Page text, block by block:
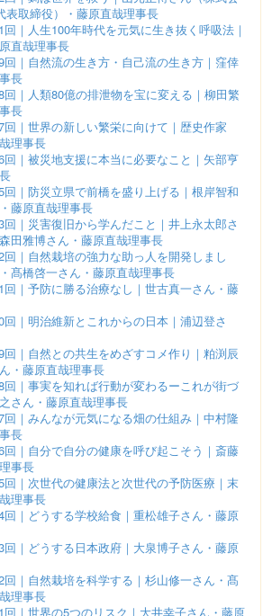
表取締役）・藤原直哉理事長
｜人生100年時代を元気に生き抜く呼吸法｜
直哉理事長
｜自然流の生き方・自己流の生き方｜窪倖
長
｜人類80億の排泄物を宝に変える｜柳田繁
長
回｜世界の新しい繁栄に向けて｜歴史作家
理事長
｜被災地支援に本当に必要なこと｜矢部亨
｜防災立県で前橋を盛り上げる｜根岸智和
藤原直哉理事長
｜災害復旧から学んだこと｜井上永太郎さ
田雅博さん・藤原直哉理事長
｜自然栽培の強力な助っ人を開発しまし
髙橋啓一さん・藤原直哉理事長
｜予防に勝る治療なし｜世古真一さん・藤
｜明治維新とこれからの日本｜浦辺登さ
｜自然との共生をめざすコメ作り｜粕渕辰
・藤原直哉理事長
｜事実を知れば行動が変わるーこれが街づ
さん・藤原直哉理事長
｜みんなが元気になる畑の仕組み｜中村隆
長
｜自分で自分の健康を呼び起こそう｜斎藤
事長
｜次世代の健康法と次世代の予防医療｜末
理事長
｜どうする学校給食｜重松雄子さん・藤原
｜どうする日本政府｜大泉博子さん・藤原
｜自然栽培を科学する｜杉山修一さん・髙
理事長
｜世界の5つのリスク｜大井幸子さん・藤原